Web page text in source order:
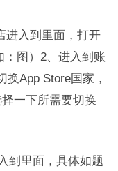
进入到里面，打开
：图）2、进入到账
App Store国家，
一下所需要切换
到里面，具体如题